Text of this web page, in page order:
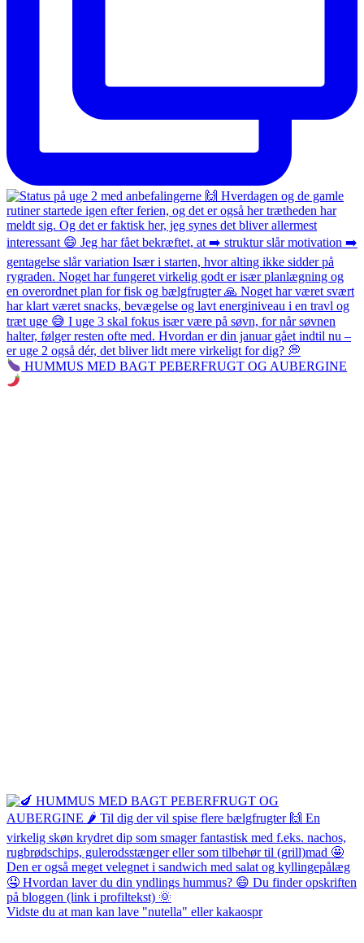
HUMMUS MED BAGT PEBERFRUGT OG AUBERGINE
Vidste du at man kan lave "nutella" eller kakaospr